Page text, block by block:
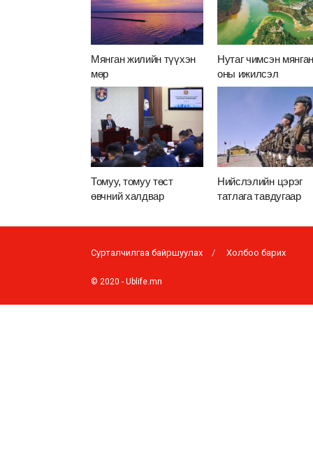
Мянган жилийн түүхэн
мөр
Нутаг чимсэн
оны ижилсэл
Томуу, томуу төст
өвчний халдвар
тул амны хаалт тогтмол
Нийслэлийн цэрэг
татлага тавдугаар
Сурталчилгаа байршуулах Холбоо барих
© 2020 - Ublife.mn